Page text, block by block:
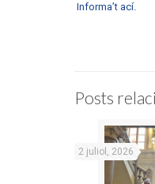
Informa’t ací.
Posts
2 juliol, 2026